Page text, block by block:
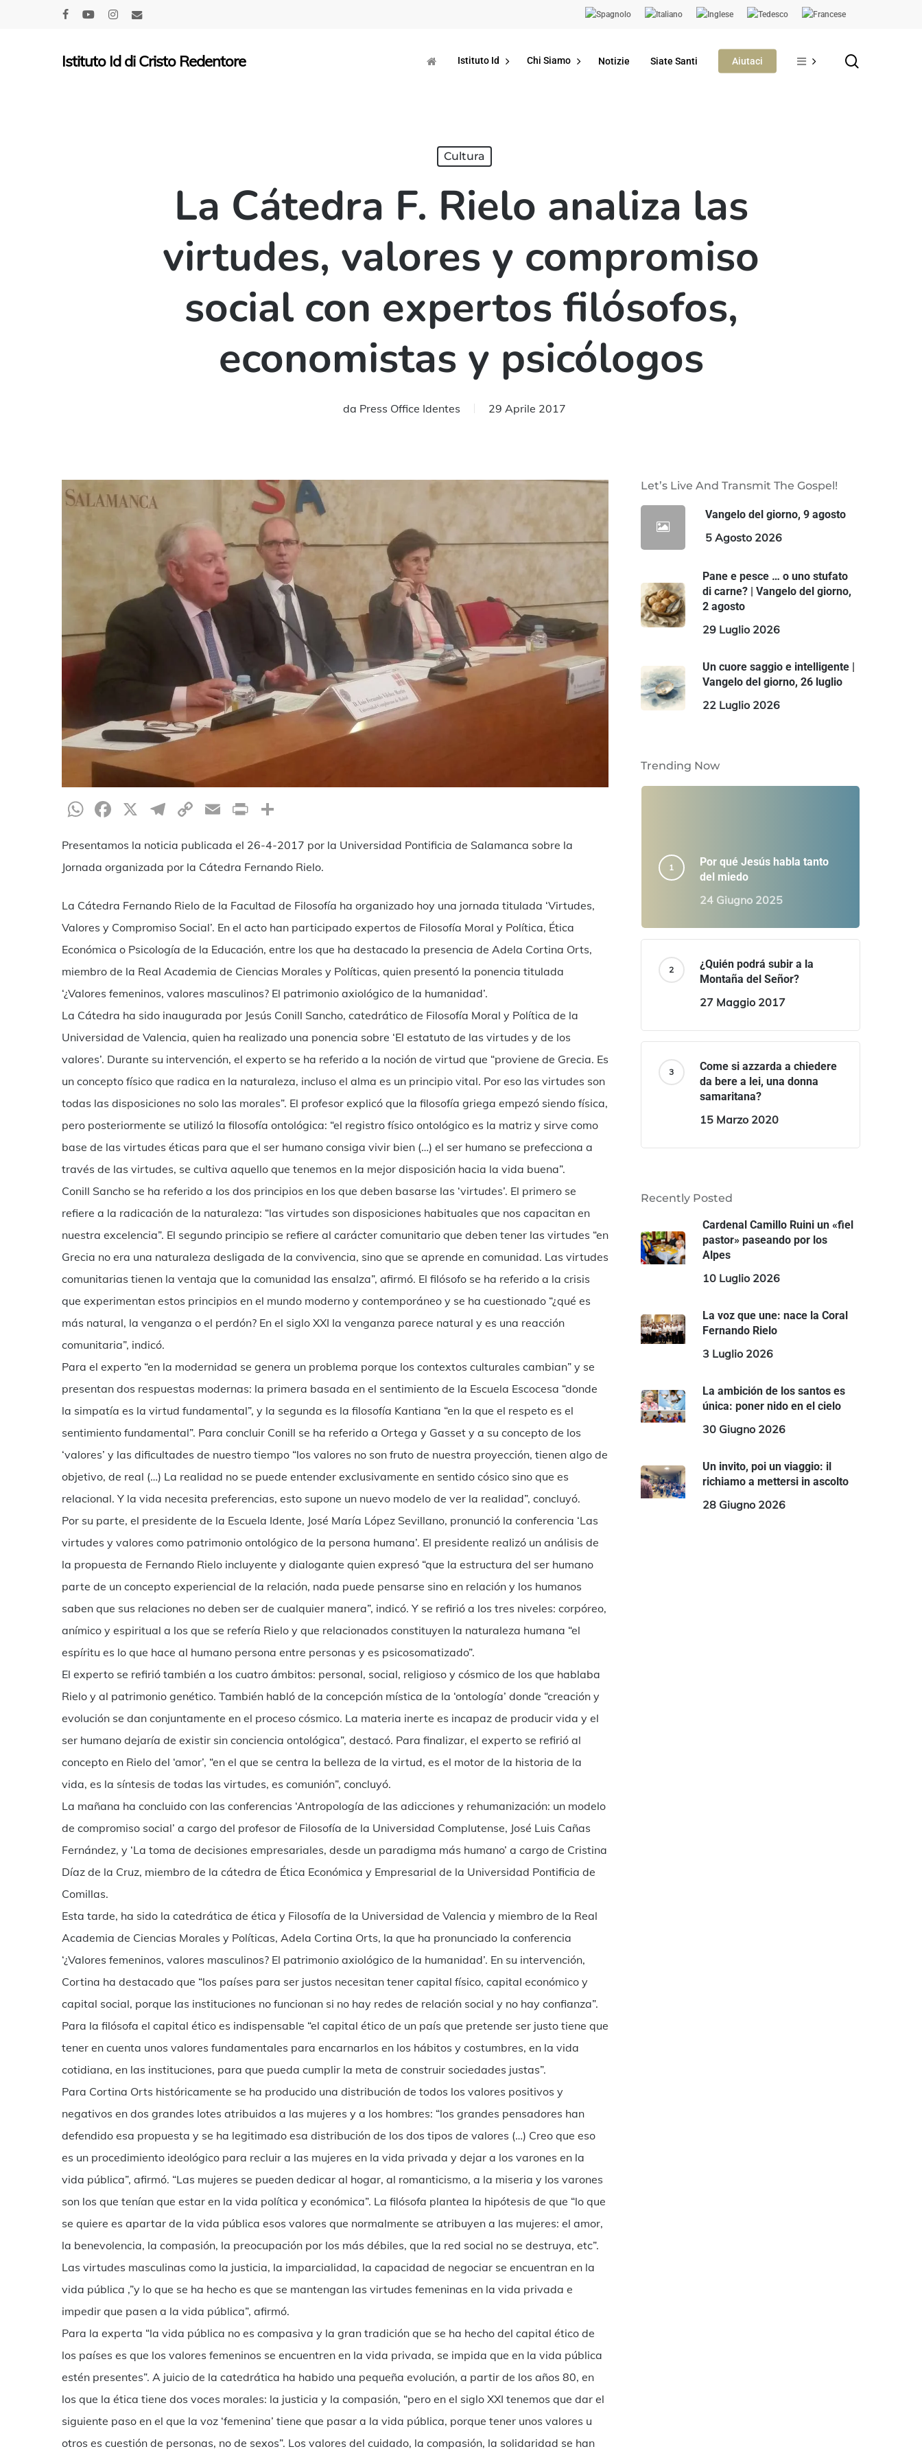
Hit enter to search or ESC to close
Istituto Id di Cristo Redentore Istituto Id Chi Siamo Notizie Siate Santi Aiutaci
Cultura
La Cátedra F. Rielo analiza las
virtudes, valores y compromiso
social con expertos filósofos,
economistas y psicólogos
da Press Office Identes 29 Aprile 2017
WhatsApp
Facebook
X Telegram
CopyEmailPrint
Presentamos la noticia publicada el 26-4-2017 por la Universidad Pontificia de Salamanca sobre la
Jornada organizada por la Cátedra Fernando Rielo.
La Cátedra Fernando Rielo de la Facultad de Filosofía ha organizado hoy una jornada titulada ‘Virtudes,
Valores y Compromiso Social’. En el acto han participado expertos de Filosofía Moral y Política, Ética
Económica o Psicología de la Educación, entre los que ha destacado la presencia de Adela Cortina Orts,
miembro de la Real Academia de Ciencias Morales y Políticas, quien presentó la ponencia titulada
‘¿Valores femeninos, valores masculinos? El patrimonio axiológico de la humanidad’.
La Cátedra ha sido inaugurada por Jesús Conill Sancho, catedrático de Filosofía Moral y Política de la
Universidad de Valencia, quien ha realizado una ponencia sobre ‘El estatuto de las virtudes y de los
valores’. Durante su intervención, el experto se ha referido a la noción de virtud que “proviene de Grecia. Es
un concepto físico que radica en la naturaleza, incluso el alma es un principio vital. Por eso las virtudes son
todas las disposiciones no solo las morales”. El profesor explicó que la filosofía griega empezó siendo física,
pero posteriormente se utilizó la filosofía ontológica: “el registro físico ontológico es la matriz y sirve como
base de las virtudes éticas para que el ser humano consiga vivir bien (…) el ser humano se prefecciona a
través de las virtudes, se cultiva aquello que tenemos en la mejor disposición hacia la vida buena”.
Conill Sancho se ha referido a los dos principios en los que deben basarse las ‘virtudes’. El primero se
refiere a la radicación de la naturaleza: “las virtudes son disposiciones habituales que nos capacitan en
nuestra excelencia”. El segundo principio se refiere al carácter comunitario que deben tener las virtudes “en
Grecia no era una naturaleza desligada de la convivencia, sino que se aprende en comunidad. Las virtudes
comunitarias tienen la ventaja que la comunidad las ensalza”, afirmó. El filósofo se ha referido a la crisis
que experimentan estos principios en el mundo moderno y contemporáneo y se ha cuestionado “¿qué es
más natural, la venganza o el perdón? En el siglo XXI Ia venganza parece natural y es una reacción
comunitaria”, indicó.
Para el experto “en la modernidad se genera un problema porque los contextos culturales cambian” y se
presentan dos respuestas modernas: la primera basada en el sentimiento de la Escuela Escocesa “donde
la simpatía es la virtud fundamental”, y la segunda es la filosofía Kantiana “en la que el respeto es el
sentimiento fundamental”. Para concluir Conill se ha referido a Ortega y Gasset y a su concepto de los
‘valores’ y las dificultades de nuestro tiempo “los valores no son fruto de nuestra proyección, tienen algo de
objetivo, de real (…) La realidad no se puede entender exclusivamente en sentido cósico sino que es
relacional. Y la vida necesita preferencias, esto supone un nuevo modelo de ver la realidad”, concluyó.
Por su parte, el presidente de la Escuela Idente, José María López Sevillano, pronunció la conferencia ‘Las
virtudes y valores como patrimonio ontológico de la persona humana’. El presidente realizó un análisis de
la propuesta de Fernando Rielo incluyente y dialogante quien expresó “que la estructura del ser humano
parte de un concepto experiencial de la relación, nada puede pensarse sino en relación y los humanos
saben que sus relaciones no deben ser de cualquier manera”, indicó. Y se refirió a los tres niveles: corpóreo,
anímico y espiritual a los que se refería Rielo y que relacionados constituyen la naturaleza humana “el
espíritu es lo que hace al humano persona entre personas y es psicosomatizado”.
El experto se refirió también a los cuatro ámbitos: personal, social, religioso y cósmico de los que hablaba
Rielo y al patrimonio genético. También habló de la concepción mística de la ‘ontología’ donde “creación y
evolución se dan conjuntamente en el proceso cósmico. La materia inerte es incapaz de producir vida y el
ser humano dejaría de existir sin conciencia ontológica”, destacó. Para finalizar, el experto se refirió al
concepto en Rielo del ‘amor’, “en el que se centra la belleza de la virtud, es el motor de la historia de la
vida, es la síntesis de todas las virtudes, es comunión”, concluyó.
La mañana ha concluido con las conferencias ‘Antropología de las adicciones y rehumanización: un modelo
de compromiso social’ a cargo del profesor de Filosofía de la Universidad Complutense, José Luis Cañas
Fernández, y ‘La toma de decisiones empresariales, desde un paradigma más humano’ a cargo de Cristina
Díaz de la Cruz, miembro de la cátedra de Ética Económica y Empresarial de la Universidad Pontificia de
Comillas.
Esta tarde, ha sido la catedrática de ética y Filosofía de la Universidad de Valencia y miembro de la Real
Academia de Ciencias Morales y Políticas, Adela Cortina Orts, la que ha pronunciado la conferencia
‘¿Valores femeninos, valores masculinos? El patrimonio axiológico de la humanidad’. En su intervención,
Cortina ha destacado que “los países para ser justos necesitan tener capital físico, capital económico y
capital social, porque las instituciones no funcionan si no hay redes de relación social y no hay confianza”.
Para la filósofa el capital ético es indispensable “el capital ético de un país que pretende ser justo tiene que
tener en cuenta unos valores fundamentales para encarnarlos en los hábitos y costumbres, en la vida
cotidiana, en las instituciones, para que pueda cumplir la meta de construir sociedades justas”.
Para Cortina Orts históricamente se ha producido una distribución de todos los valores positivos y
negativos en dos grandes lotes atribuidos a las mujeres y a los hombres: “los grandes pensadores han
defendido esa propuesta y se ha legitimado esa distribución de los dos tipos de valores (…) Creo que eso
es un procedimiento ideológico para recluir a las mujeres en la vida privada y dejar a los varones en la
vida pública”, afirmó. “Las mujeres se pueden dedicar al hogar, al romanticismo, a la miseria y los varones
son los que tenían que estar en la vida política y económica”. La filósofa plantea la hipótesis de que “lo que
se quiere es apartar de la vida pública esos valores que normalmente se atribuyen a las mujeres: el amor,
la benevolencia, la compasión, la preocupación por los más débiles, que la red social no se destruya, etc”.
Las virtudes masculinas como la justicia, la imparcialidad, la capacidad de negociar se encuentran en la
vida pública ,”y lo que se ha hecho es que se mantengan las virtudes femeninas en la vida privada e
impedir que pasen a la vida pública”, afirmó.
Para la experta “la vida pública no es compasiva y la gran tradición que se ha hecho del capital ético de
los países es que los valores femeninos se encuentren en la vida privada, se impida que en la vida pública
estén presentes”. A juicio de la catedrática ha habido una pequeña evolución, a partir de los años 80, en
los que la ética tiene dos voces morales: la justicia y la compasión, “pero en el siglo XXI tenemos que dar el
siguiente paso en el que la voz ‘femenina’ tiene que pasar a la vida pública, porque tener unos valores u
otros es cuestión de personas, no de sexos”. Los valores del cuidado, la compasión, la solidaridad se han
Let’s Live And Transmit The Gospel!
Vangelo del giorno, 9 agosto
5 Agosto 2026
Pane e pesce … o uno stufato
di carne? | Vangelo del giorno,
2 agosto
29 Luglio 2026
Un cuore saggio e intelligente |
Vangelo del giorno, 26 luglio
22 Luglio 2026
Trending Now
Por qué Jesús habla tanto
del miedo
24 Giugno 2025
¿Quién podrá subir a la
Montaña del Señor?
27 Maggio 2017
Come si azzarda a chiedere
da bere a lei, una donna
samaritana?
15 Marzo 2020
Recently Posted
Cardenal Camillo Ruini un «fiel
pastor» paseando por los
Alpes
10 Luglio 2026
La voz que une: nace la Coral
Fernando Rielo
3 Luglio 2026
La ambición de los santos es
única: poner nido en el cielo
30 Giugno 2026
Un invito, poi un viaggio: il
richiamo a mettersi in ascolto
28 Giugno 2026